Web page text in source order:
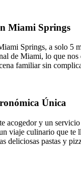
Miami Springs
Springs, a solo 5
de Miami, lo que nos
familiar sin
Única
acogedor y un
viaje culinario que te
deliciosas pastas y